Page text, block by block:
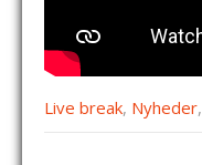
Live break, Nyheder,